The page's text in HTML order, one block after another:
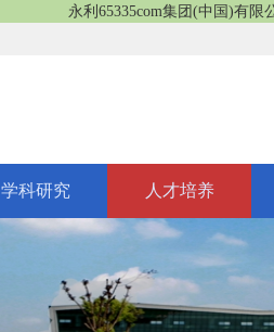
永利65335com集团(中国)有限
学科研究 人才培养